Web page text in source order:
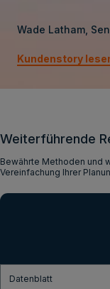
Wade Latham,
Kundenstory
Weiterführende
Bewährte Methoden und
Vereinfachung Ihrer
Datenblatt